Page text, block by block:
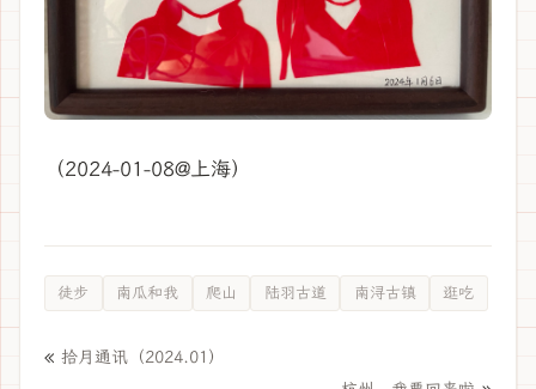
（2024-01-08@上海）
徒步 南瓜和我 爬山 陆羽古道 南浔古镇 逛吃
« 拾月通讯（2024.01）